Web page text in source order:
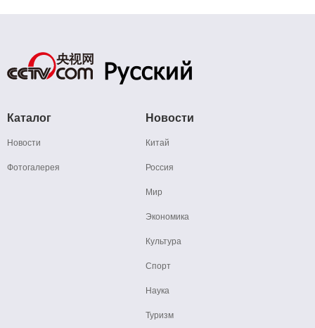
Каталог
Новости
Фотогалерея
Новости
Китай
Россия
Мир
Экономика
Культура
Спорт
Наука
Туризм